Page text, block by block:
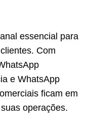
essencial para
Com
e WhatsApp
ficam em
operações.